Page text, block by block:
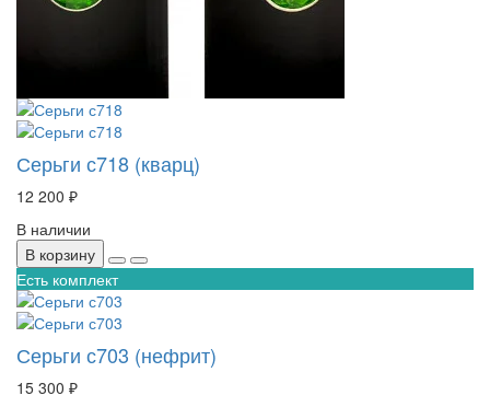
Серьги с718 (кварц)
12 200 ₽
В наличии
В корзину
Есть комплект
Серьги с703 (нефрит)
15 300 ₽